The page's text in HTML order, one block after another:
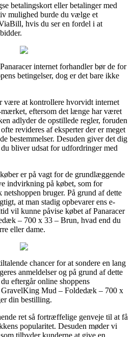
betalingskort eller betalinger med
mulighed burde du vælge et
hvis du ser en fordel i at
internet forhandler bør de for
betingelser, dog er det bare ikke
være at kontrollere hvorvidt internet
eftersom det længe har været
adlyder de opstillede regler, foruden
revideres af eksperter der er meget
bestemmelser. Desuden giver det dig
bliver udsat for udfordringer med
er på vagt for de grundlæggende
indvirkning på købet, som for
bruger. På grund af dette
at man stadig opbevarer ens e-
vil kunne påvise købet af Panaracer
– 700 x 33 – Brun, hvad end du
eller dame.
chancer for at sondere en lang
anmeldelser og på grund af dette
eftergår online shoppens
GravelKing Mud – Foldedæk – 700 x
din bestilling.
ret så fortræffelige genveje til at få
popularitet. Desuden møder vi
tilbyder kunderne at give en